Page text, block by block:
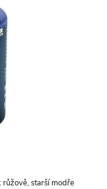
starší modře